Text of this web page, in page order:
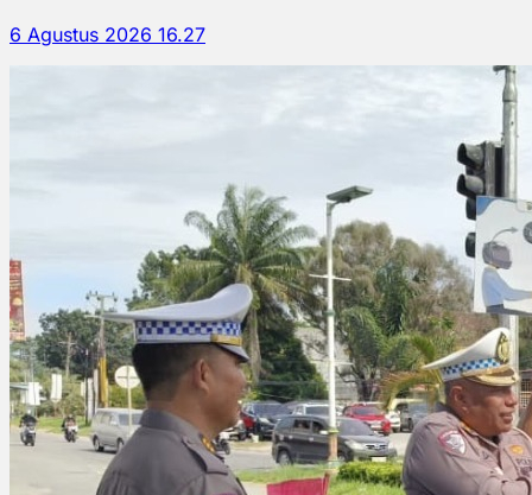
6 Agustus 2026 16.27